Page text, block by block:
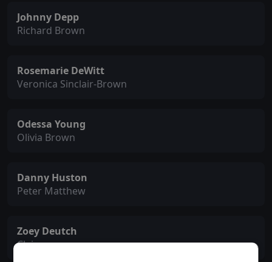
Johnny Depp
Richard Brown
Rosemarie DeWitt
Veronica Sinclair-Brown
Odessa Young
Olivia Brown
Danny Huston
Peter Matthew
Zoey Deutch
Claire